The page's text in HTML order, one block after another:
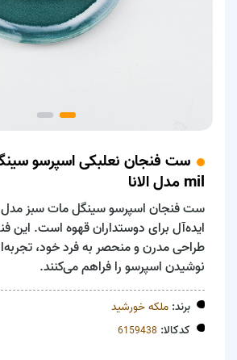
mil مدل الانا
ست فنجان اسپرسو سینگل مات سبز مدل
ایده‌آل برای دوستداران قهوه است. این
طراحی مدرن و منحصر به فرد خود،
نوشیدن اسپرسو را فراهم می‌کنند.
برند: ملکه خورشید
کدکالا: